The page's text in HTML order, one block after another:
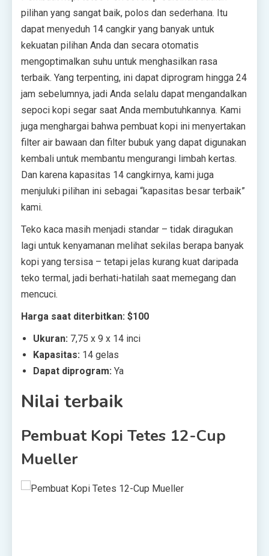
pilihan yang sangat baik, polos dan sederhana. Itu
dapat menyeduh 14 cangkir yang banyak untuk
kekuatan pilihan Anda dan secara otomatis
mengoptimalkan suhu untuk menghasilkan rasa
terbaik. Yang terpenting, ini dapat diprogram hingga 24
jam sebelumnya, jadi Anda selalu dapat mengandalkan
sepoci kopi segar saat Anda membutuhkannya. Kami
juga menghargai bahwa pembuat kopi ini menyertakan
filter air bawaan dan filter bubuk yang dapat digunakan
kembali untuk membantu mengurangi limbah kertas.
Dan karena kapasitas 14 cangkirnya, kami juga
menjuluki pilihan ini sebagai “kapasitas besar terbaik”
kami.
Teko kaca masih menjadi standar – tidak diragukan
lagi untuk kenyamanan melihat sekilas berapa banyak
kopi yang tersisa – tetapi jelas kurang kuat daripada
teko termal, jadi berhati-hatilah saat memegang dan
mencuci.
Harga saat diterbitkan: $100
Ukuran: 7,75 x 9 x 14 inci
Kapasitas: 14 gelas
Dapat diprogram: Ya
Nilai terbaik
Pembuat Kopi Tetes 12-Cup
Mueller